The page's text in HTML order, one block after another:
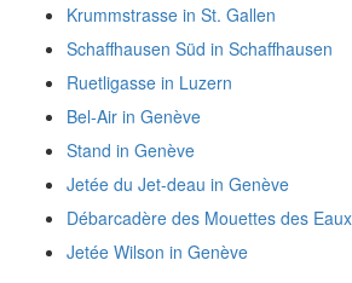
Krummstrasse in St. Gallen
Schaffhausen Süd in Schaffhausen
Ruetligasse in Luzern
Bel-Air in Genève
Stand in Genève
Jetée du Jet-deau in Genève
Débarcadère des Mouettes des
Jetée Wilson in Genève